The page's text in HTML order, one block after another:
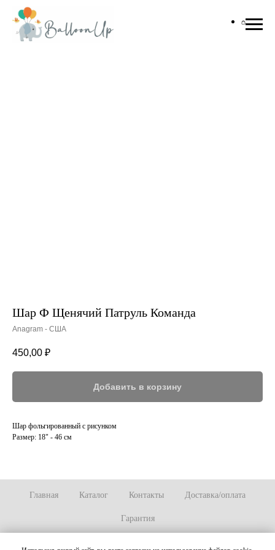
Шар Ф Щенячий Патруль Команда
Anagram - США
450,00 ₽
Добавить в корзину
Шар фольгированный с рисунком
Размер: 18" - 46 см
Главная Каталог Контакты Доставка/оплата
Гарантия